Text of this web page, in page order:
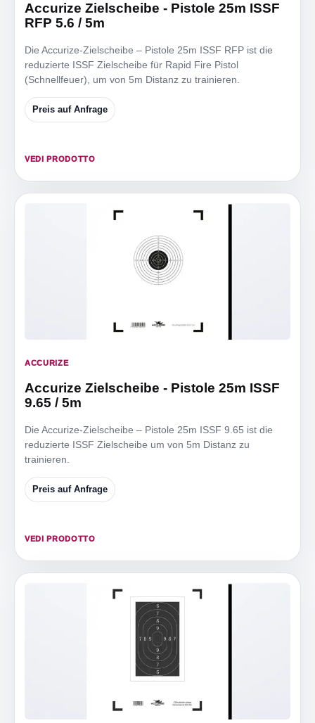
Accurize Zielscheibe - Pistole 25m ISSF
RFP 5.6 / 5m
Die Accurize-Zielscheibe – Pistole 25m ISSF RFP ist die
reduzierte ISSF Zielscheibe für Rapid Fire Pistol
(Schnellfeuer), um von 5m Distanz zu trainieren.
Preis auf Anfrage
VEDI PRODOTTO
ACCURIZE
Accurize Zielscheibe - Pistole 25m ISSF
9.65 / 5m
Die Accurize-Zielscheibe – Pistole 25m ISSF 9.65 ist die
reduzierte ISSF Zielscheibe um von 5m Distanz zu
trainieren.
Preis auf Anfrage
VEDI PRODOTTO